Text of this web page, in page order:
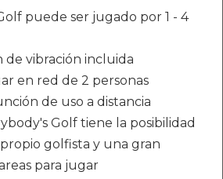
puede ser jugado por 1 - 4
de vibración incluida
en red de 2 personas
de uso a distancia
Golf tiene la posibilidad
golfista y una gran
para jugar